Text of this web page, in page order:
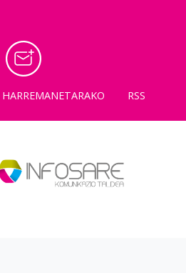
HARREMANETARAKO RSS